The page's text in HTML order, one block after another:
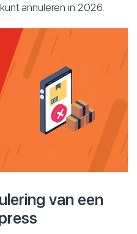
annuleren in 2026.
van een